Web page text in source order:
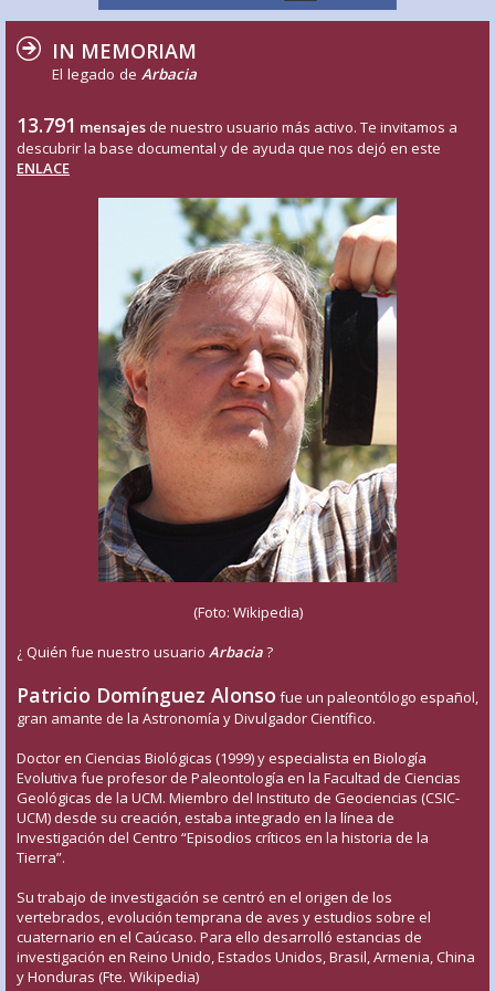
IN MEMORIAM
El legado de Arbacia
13.791 mensajes de nuestro usuario más activo. Te invitamos a
descubrir la base documental y de ayuda que nos dejó en este
ENLACE
(Foto: Wikipedia)
¿ Quién fue nuestro usuario Arbacia?
Patricio Domínguez Alonso fue un paleontólogo español,
gran amante de la Astronomía y Divulgador Científico.
Doctor en Ciencias Biológicas (1999) y especialista en Biología
Evolutiva fue profesor de Paleontología en la Facultad de Ciencias
Geológicas de la UCM. Miembro del Instituto de Geociencias (CSIC-
UCM) desde su creación, estaba integrado en la línea de
Investigación del Centro “Episodios críticos en la historia de la
Tierra”.
Su trabajo de investigación se centró en el origen de los
vertebrados, evolución temprana de aves y estudios sobre el
cuaternario en el Caúcaso. Para ello desarrolló estancias de
investigación en Reino Unido, Estados Unidos, Brasil, Armenia, China
y Honduras (Fte. Wikipedia)